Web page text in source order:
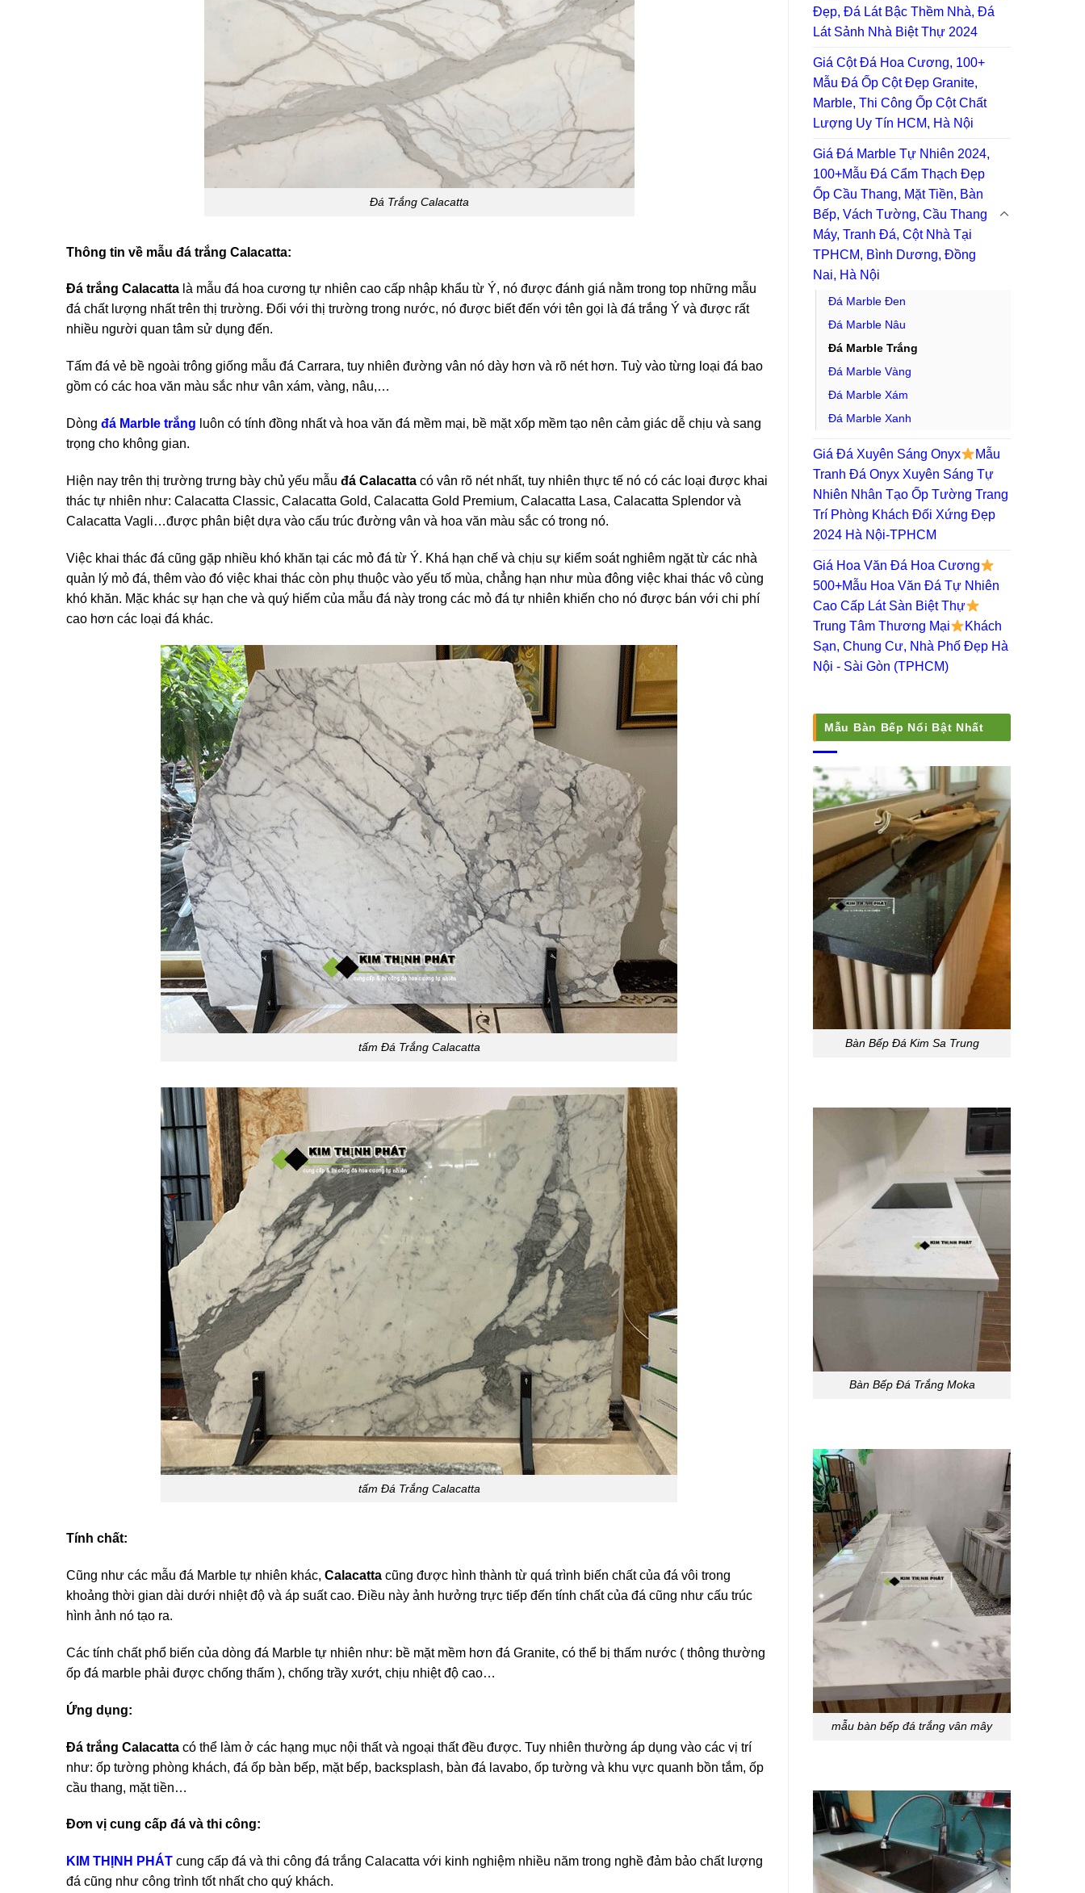
Đẹp, Đá Lát Bậc Thềm Nhà, Đá
Lát Sảnh Nhà Biệt Thự 2024
Giá Cột Đá Hoa Cương, 100+
Mẫu Đá Ốp Cột Đẹp Granite,
Marble, Thi Công Ốp Cột Chất
Lượng Uy Tín HCM, Hà Nội
Giá Đá Marble Tự Nhiên 2024,
100+Mẫu Đá Cẩm Thạch Đẹp
Ốp Cầu Thang, Mặt Tiền, Bàn
Bếp, Vách Tường, Cầu Thang
Máy, Tranh Đá, Cột Nhà Tại
TPHCM, Bình Dương, Đồng
Nai, Hà Nội
Đá Marble Đen
Đá Marble Nâu
Đá Marble Trắng
Đá Marble Vàng
Đá Marble Xám
Đá Marble Xanh
Giá Đá Xuyên Sáng Onyx
Mẫu
Tranh Đá Onyx Xuyên Sáng Tự
Nhiên Nhân Tạo Ốp Tường Trang
Trí Phòng Khách Đối Xứng Đẹp
2024 Hà Nội-TPHCM
Giá Hoa Văn Đá Hoa Cương
500+Mẫu Hoa Văn Đá Tự Nhiên
Cao Cấp Lát Sàn Biệt Thự
Trung Tâm Thương Mại
Khách
Sạn, Chung Cư, Nhà Phố Đẹp Hà
Nội - Sài Gòn (TPHCM)
Mẫu Bàn Bếp Nổi Bật Nhất
Bàn Bếp Đá Kim Sa Trung
Bàn Bếp Đá Trắng Moka
mẫu bàn bếp đá trắng vân mây
Đá Trắng Calacatta
Thông tin về mẫu đá trắng Calacatta:
Đá trắng Calacatta là mẫu đá hoa cương tự nhiên cao cấp nhập khẩu từ Ý, nó được đánh giá nằm trong top những mẫu
đá chất lượng nhất trên thị trường. Đối với thị trường trong nước, nó được biết đến với tên gọi là đá trắng Ý và được rất
nhiều người quan tâm sử dụng đến.
Tấm đá vẻ bề ngoài trông giống mẫu đá Carrara, tuy nhiên đường vân nó dày hơn và rõ nét hơn. Tuỳ vào từng loại đá bao
gồm có các hoa văn màu sắc như vân xám, vàng, nâu,…
Dòng đá Marble trắng luôn có tính đồng nhất và hoa văn đá mềm mại, bề mặt xốp mềm tạo nên cảm giác dễ chịu và sang
trọng cho không gian.
Hiện nay trên thị trường trưng bày chủ yếu mẫu đá Calacatta có vân rõ nét nhất, tuy nhiên thực tế nó có các loại được khai
thác tự nhiên như: Calacatta Classic, Calacatta Gold, Calacatta Gold Premium, Calacatta Lasa, Calacatta Splendor và
Calacatta Vagli…được phân biệt dựa vào cấu trúc đường vân và hoa văn màu sắc có trong nó.
Việc khai thác đá cũng gặp nhiều khó khăn tại các mỏ đá từ Ý. Khá hạn chế và chịu sự kiểm soát nghiêm ngặt từ các nhà
quản lý mỏ đá, thêm vào đó việc khai thác còn phụ thuộc vào yếu tố mùa, chẳng hạn như mùa đông việc khai thác vô cùng
khó khăn. Mặc khác sự hạn che và quý hiếm của mẫu đá này trong các mỏ đá tự nhiên khiến cho nó được bán với chi phí
cao hơn các loại đá khác.
tấm Đá Trắng Calacatta
tấm Đá Trắng Calacatta
Tính chất:
Cũng như các mẫu đá Marble tự nhiên khác, Calacatta cũng được hình thành từ quá trình biến chất của đá vôi trong
khoảng thời gian dài dưới nhiệt độ và áp suất cao. Điều này ảnh hưởng trực tiếp đến tính chất của đá cũng như cấu trúc
hình ảnh nó tạo ra.
Các tính chất phổ biến của dòng đá Marble tự nhiên như: bề mặt mềm hơn đá Granite, có thể bị thấm nước ( thông thường
ốp đá marble phải được chống thấm ), chống trầy xướt, chịu nhiệt độ cao…
Ứng dụng:
Đá trắng Calacatta có thể làm ở các hạng mục nội thất và ngoại thất đều được. Tuy nhiên thường áp dụng vào các vị trí
như: ốp tường phòng khách, đá ốp bàn bếp, mặt bếp, backsplash, bàn đá lavabo, ốp tường và khu vực quanh bồn tắm, ốp
cầu thang, mặt tiền…
Đơn vị cung cấp đá và thi công:
KIM THỊNH PHÁT cung cấp đá và thi công đá trắng Calacatta với kinh nghiệm nhiều năm trong nghề đảm bảo chất lượng
đá cũng như công trình tốt nhất cho quý khách.